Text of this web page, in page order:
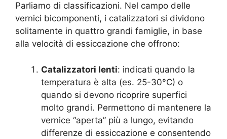
Parliamo di classificazioni. Nel campo delle
vernici bicomponenti, i catalizzatori si dividono
solitamente in quattro grandi famiglie, in base
alla velocità di essiccazione che offrono:
Catalizzatori lenti: indicati quando la
temperatura è alta (es. 25-30°C) o
quando si devono ricoprire superfici
molto grandi. Permettono di mantenere la
vernice “aperta” più a lungo, evitando
differenze di essiccazione e consentendo